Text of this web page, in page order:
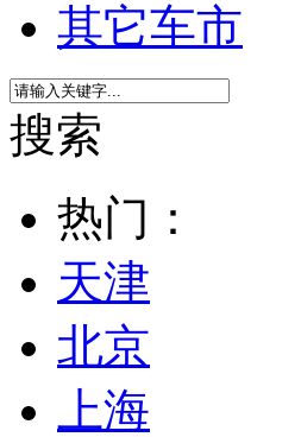
其它车市
搜索
热门：
天津
北京
上海